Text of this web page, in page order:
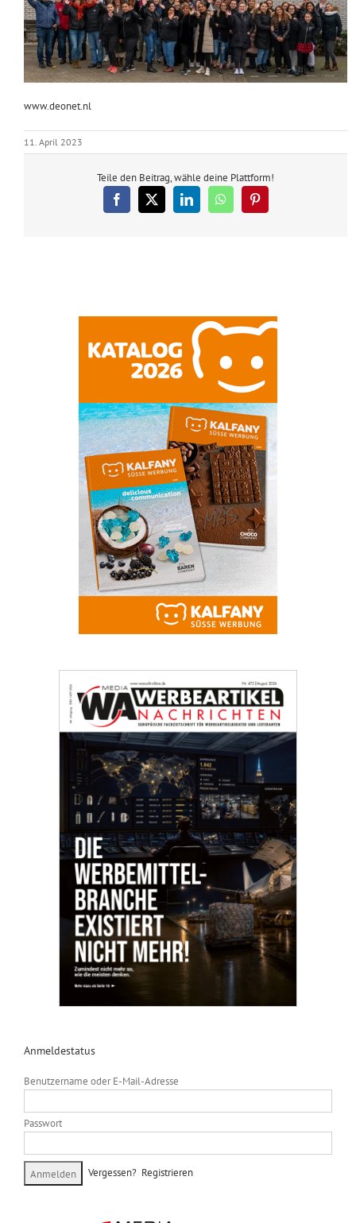
www.deonet.nl
11. April 2023
Teile den Beitrag, wähle deine Plattform!
Facebook
X LinkedInWhatsAppPinterest
Anmeldestatus
Benutzername oder E-Mail-Adresse
Passwort
Vergessen? Registrieren